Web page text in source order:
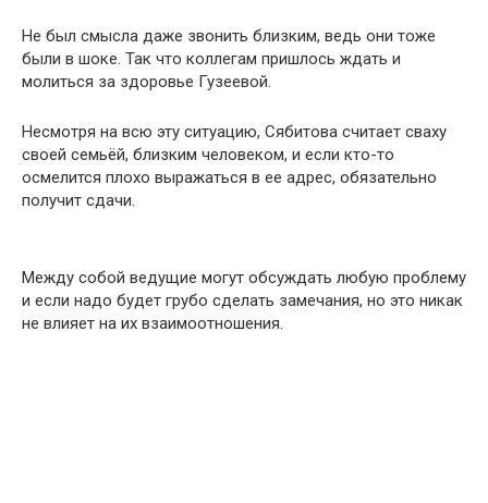
Не был смысла даже звонить близким, ведь они тоже
были в шоке. Так что коллегам пришлось ждать и
молиться за здоровье Гузеевой.
Несмотря на всю эту ситуацию, Сябитова считает сваху
своей семьёй, близким человеком, и если кто-то
осмелится плохо выражаться в ее адрес, обязательно
получит сдачи.
Между собой ведущие могут обсуждать любую проблему
и если надо будет грубо сделать замечания, но это никак
не влияет на их взаимоотношения.